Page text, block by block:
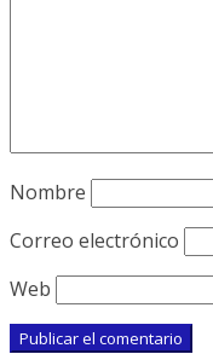
Nombre
Correo electrónico
Web